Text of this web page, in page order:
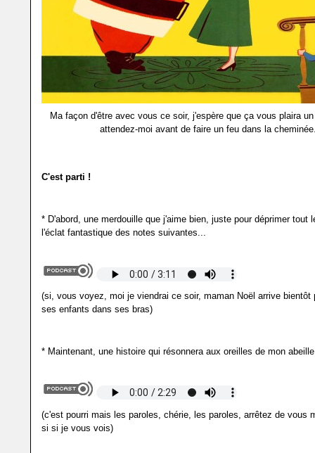
Ma façon d'être avec vous ce soir, j'espère que ça vous plaira
attendez-moi avant de faire un feu dans la
C'est parti !
* D'abord, une merdouille que j'aime bien, juste pour déprimer tout
l'éclat fantastique des notes suivantes...
(si, vous voyez, moi je viendrai ce soir, maman Noël arrive bientôt
ses enfants dans ses bras)
* Maintenant, une histoire qui résonnera aux oreilles de mon
(c'est pourri mais les paroles, chérie, les paroles, arrêtez de vous
si si je vous vois)